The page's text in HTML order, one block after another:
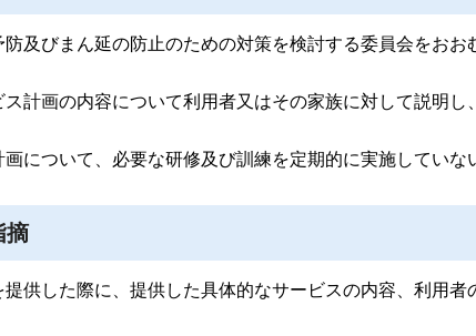
防及びまん延の防止のための対策を検討する委員会をお
ス計画の内容について利用者又はその家族に対して説明
について、必要な研修及び訓練を定期的に実施していな
摘
提供した際に、提供した具体的なサービスの内容、利用者